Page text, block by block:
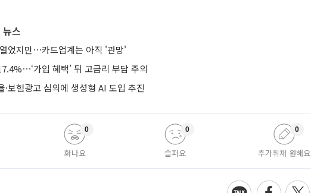
스
었지만⋯카드업계는 아직 '관망'
가입 혜택’ 뒤 고금리 부담 주의
·보험광고 심의에 생성형 AI 도입 추진
화나요
0
슬퍼요
0
추가취재 원해요
0